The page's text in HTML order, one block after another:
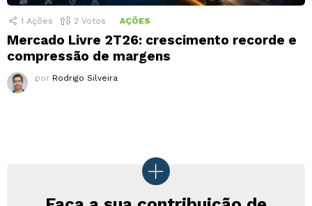
1 Ações 2 Votos AÇÕES
Mercado Livre 2T26: crescimento recorde e
compressão de margens
por Rodrigo Silveira